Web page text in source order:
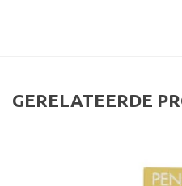
GERELATEERDE